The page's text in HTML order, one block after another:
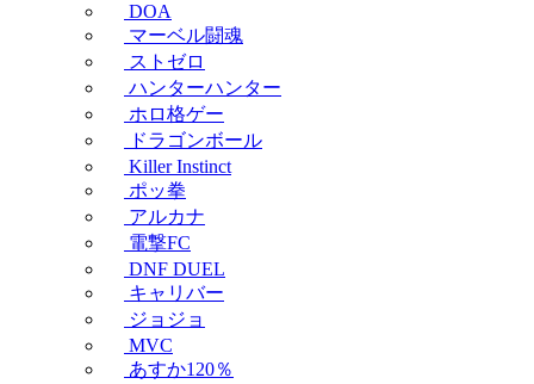
DOA
マーベル闘魂
ストゼロ
ハンターハンター
ホロ格ゲー
ドラゴンボール
Killer Instinct
ポッ拳
アルカナ
電撃FC
DNF DUEL
キャリバー
ジョジョ
MVC
あすか120％